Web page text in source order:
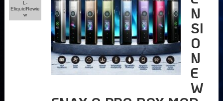
L-
EliquidRewie
w
N
SI
O
N
E
W